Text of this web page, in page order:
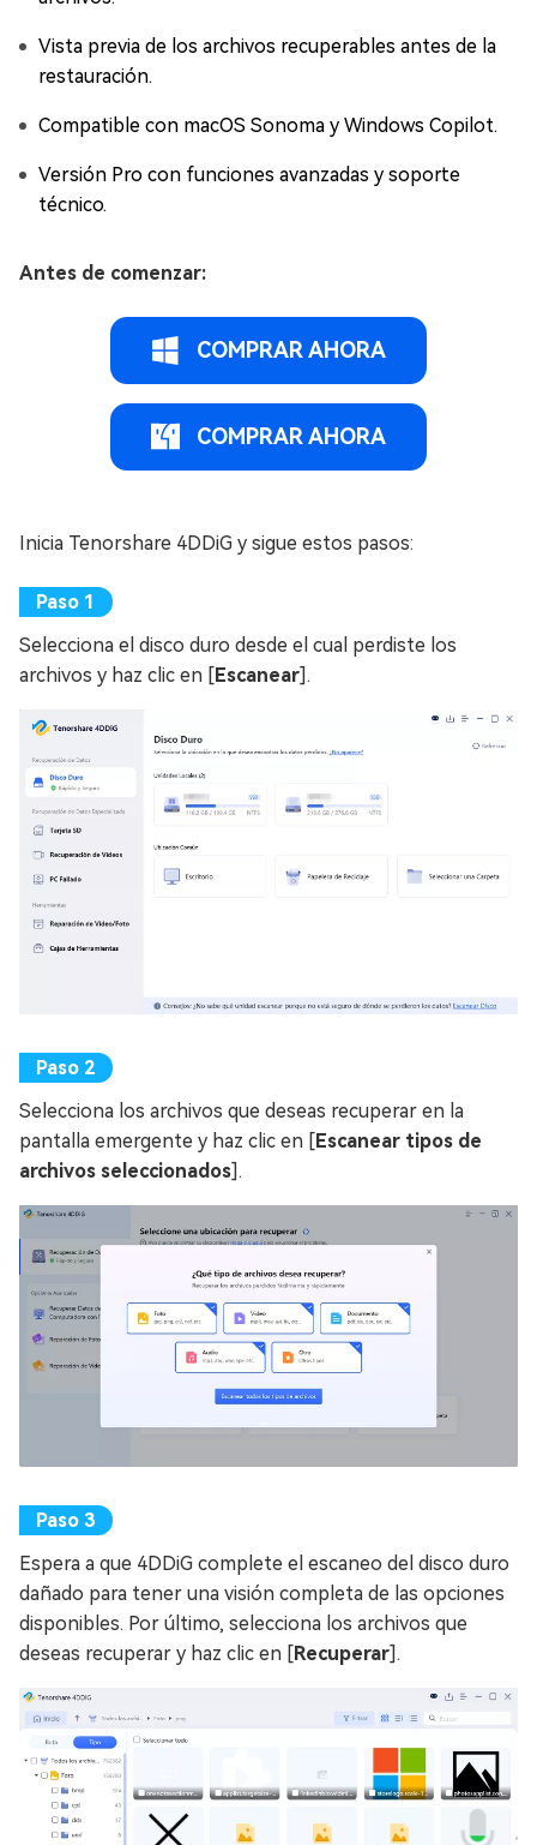
Vista previa de los archivos recuperables antes de la
restauración.
Compatible con macOS Sonoma y Windows Copilot.
Versión Pro con funciones avanzadas y soporte
técnico.
Antes de comenzar:
COMPRAR AHORA
COMPRAR AHORA
Inicia Tenorshare 4DDiG y sigue estos pasos:
Selecciona el disco duro desde el cual perdiste los
archivos y haz clic en [Escanear].
Selecciona los archivos que deseas recuperar en la
pantalla emergente y haz clic en [Escanear tipos de
archivos seleccionados].
Espera a que 4DDiG complete el escaneo del disco duro
dañado para tener una visión completa de las opciones
disponibles. Por último, selecciona los archivos que
deseas recuperar y haz clic en [Recuperar].